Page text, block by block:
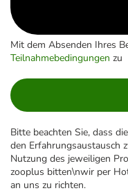
Mit dem Absenden Ihres
Teilnahmebedingungen zu
Bitte beachten Sie, dass
den Erfahrungsaustausch
Nutzung des jeweiligen
zooplus bitten\nwir per
an uns zu richten.